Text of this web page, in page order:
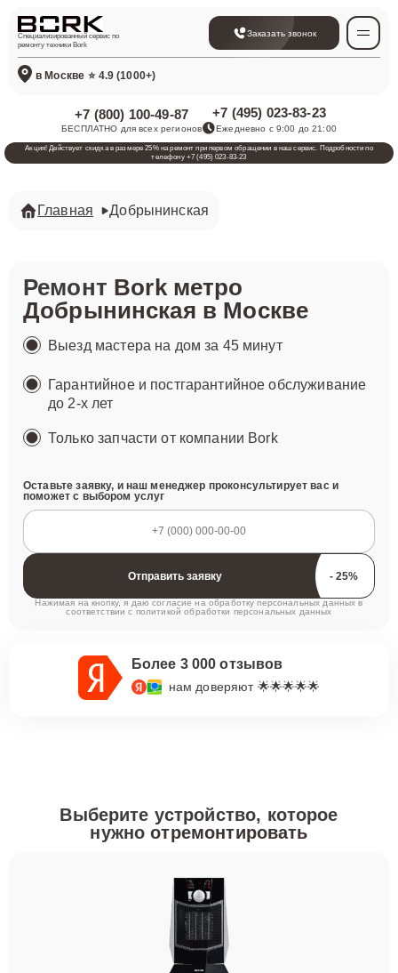
Специализированный сервис по
ремонту техники Bork
Заказать звонок
в Москве ⭐ 4.9 (1000+)
+7 (800) 100-49-87
БЕСПЛАТНО для всех регионов
+7 (495) 023-83-23
Ежедневно с 9:00 до 21:00
Акция! Действует скидка в размере 25% на ремонт при первом обращении в наш сервис. Подробности по
телефону +7 (495) 023-83-23
Главная Добрынинская
Ремонт Bork метро
Добрынинская в Москве
Выезд мастера на дом за 45 минут
Гарантийное и постгарантийное обслуживание
до 2-х лет
Только запчасти от компании Bork
Оставьте заявку, и наш менеджер проконсультирует вас и
поможет с выбором услуг
Отправить заявку
Нажимая на кнопку, я даю согласие на обработку персональных данных в
соответствии с политикой обработки персональных данных
Более 3 000 отзывов
нам доверяют 🌟🌟🌟🌟🌟
Выберите устройство, которое
нужноотремонтировать